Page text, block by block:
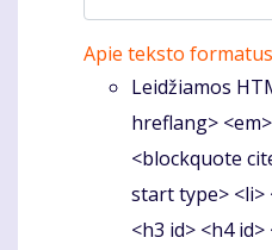
Apie teksto formatus
Leidžiamos
hreflang>
<blockquote
start type> <li>
<h3 id> <h4